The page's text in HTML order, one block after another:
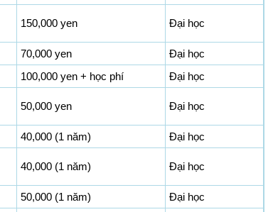
150,000 yen Đại học
70,000 yen
Đại học
100,000 yen + học phí
Đại học
50,000 yen Đại học
40,000 (1 năm)
Đại học
40,000 (1 năm) Đại học
50,000 (1 năm)
Đại học